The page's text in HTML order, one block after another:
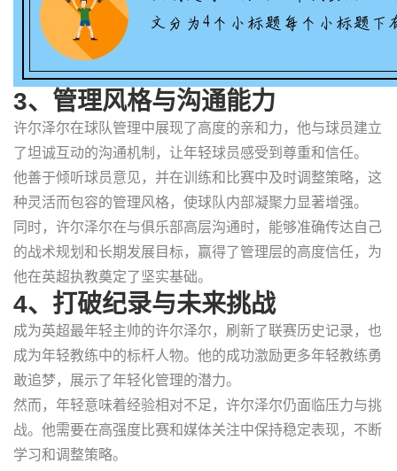
3、管理风格与沟通能力
许尔泽尔在球队管理中展现了高度的亲和力，他与球员建立
了坦诚互动的沟通机制，让年轻球员感受到尊重和信任。
他善于倾听球员意见，并在训练和比赛中及时调整策略，这
种灵活而包容的管理风格，使球队内部凝聚力显著增强。
同时，许尔泽尔在与俱乐部高层沟通时，能够准确传达自己
的战术规划和长期发展目标，赢得了管理层的高度信任，为
他在英超执教奠定了坚实基础。
4、打破纪录与未来挑战
成为英超最年轻主帅的许尔泽尔，刷新了联赛历史记录，也
成为年轻教练中的标杆人物。他的成功激励更多年轻教练勇
敢追梦，展示了年轻化管理的潜力。
然而，年轻意味着经验相对不足，许尔泽尔仍面临压力与挑
战。他需要在高强度比赛和媒体关注中保持稳定表现，不断
学习和调整策略。